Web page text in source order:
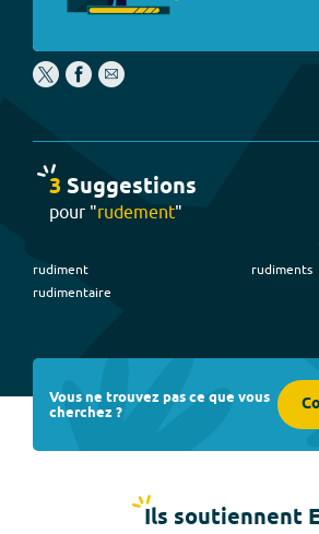
3 Suggestions
pour "rudement"
rudiment
rudimentaire
rudiments
Vous ne trouvez pas ce que vous
cherchez ?
Ils soutiennent